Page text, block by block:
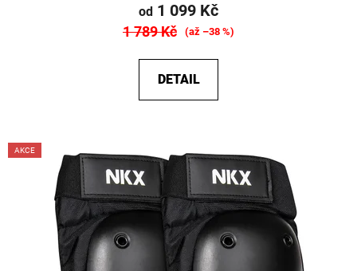
od 1 099 Kč
1 789 Kč (až –38 %)
DETAIL
AKCE